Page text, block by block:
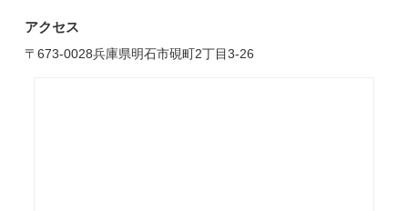
アクセス
〒673-0028兵庫県明石市硯町2丁目3-26